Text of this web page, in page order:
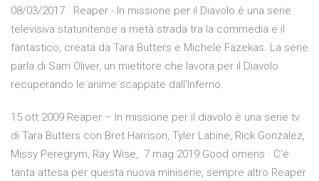
08/03/2017 · Reaper - In missione per il Diavolo è una serie
televisiva statunitense a metà strada tra la commedia e il
fantastico, creata da Tara Butters e Michele Fazekas. La serie
parla di Sam Oliver, un mietitore che lavora per il Diavolo
recuperando le anime scappate dall'Inferno.
15 ott 2009 Reaper – In missione per il diavolo è una serie tv
di Tara Butters con Bret Harrison, Tyler Labine, Rick Gonzalez,
Missy Peregrym, Ray Wise, 7 mag 2019 Good omens · C'è
tanta attesa per questa nuova miniserie, sempre altro Reaper